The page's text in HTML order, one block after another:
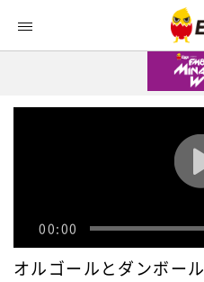
ランキング
記事
ログイン
アカウント登録
00:00
オルゴールとダンボール